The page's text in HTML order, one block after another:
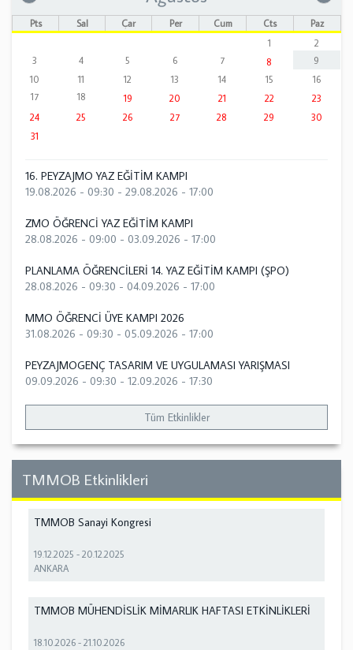
Pts Sal Çar Per Cum Cts
Paz
1
2
3
4 5 6 7 8
9
10
11 12 13 14 15
16
17
18 19 20 21 22
23
24
25 26 27 28 29
30
31
16. PEYZAJMO YAZ EĞİTİM KAMPI
19.08.2026 - 09:30 - 29.08.2026 - 17:00
ZMO ÖĞRENCİ YAZ EĞİTİM KAMPI
28.08.2026 - 09:00 - 03.09.2026 - 17:00
PLANLAMA ÖĞRENCİLERİ 14. YAZ EĞİTİM KAMPI (ŞPO)
28.08.2026 - 09:30 - 04.09.2026 - 17:00
MMO ÖĞRENCİ ÜYE KAMPI 2026
31.08.2026 - 09:30 - 05.09.2026 - 17:00
PEYZAJMOGENÇ TASARIM VE UYGULAMASI YARIŞMASI
09.09.2026 - 09:30 - 12.09.2026 - 17:30
Tüm Etkinlikler
TMMOB Etkinlikleri
TMMOB Sanayi Kongresi
19.12.2025 -20.12.2025
ANKARA
TMMOB MÜHENDİSLİK MİMARLIK HAFTASI ETKİNLİKLERİ
18.10.2026 -21.10.2026